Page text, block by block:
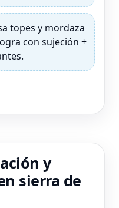
topes y mordaza
con sujeción +
y
sierra de